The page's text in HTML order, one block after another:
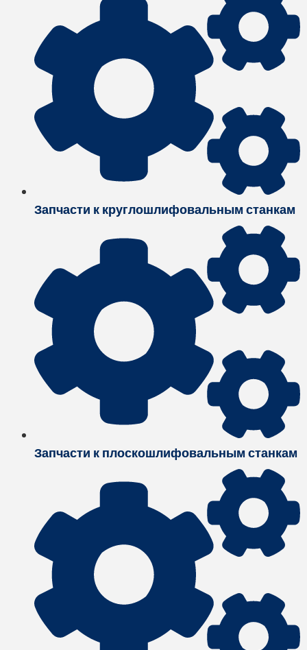
Запчасти к круглошлифовальным станкам
Запчасти к плоскошлифовальным станкам